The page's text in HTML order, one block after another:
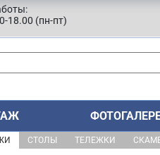
18.00 (пн-пт)
СТОЛЫ ТЕЛЕЖКИ